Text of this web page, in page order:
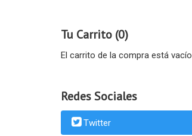
Tu Carrito (0)
El carrito de la compra está vacío
Redes Sociales
Twitter